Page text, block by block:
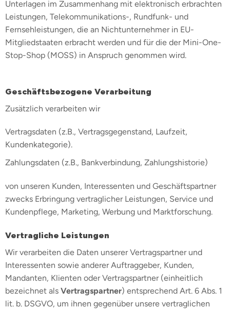
Unterlagen im Zusammenhang mit elektronisch erbrachten
Leistungen, Telekommunikations-, Rundfunk- und
Fernsehleistungen, die an Nichtunternehmer in EU-
Mitgliedstaaten erbracht werden und für die der Mini-One-
Stop-Shop (MOSS) in Anspruch genommen wird.
Geschäftsbezogene Verarbeitung
Zusätzlich verarbeiten wir
Vertragsdaten (z.B., Vertragsgegenstand, Laufzeit,
Kundenkategorie).
Zahlungsdaten (z.B., Bankverbindung, Zahlungshistorie)
von unseren Kunden, Interessenten und Geschäftspartner
zwecks Erbringung vertraglicher Leistungen, Service und
Kundenpflege, Marketing, Werbung und Marktforschung.
Vertragliche Leistungen
Wir verarbeiten die Daten unserer Vertragspartner und
Interessenten sowie anderer Auftraggeber, Kunden,
Mandanten, Klienten oder Vertragspartner (einheitlich
bezeichnet als Vertragspartner) entsprechend Art. 6 Abs. 1
lit. b. DSGVO, um ihnen gegenüber unsere vertraglichen